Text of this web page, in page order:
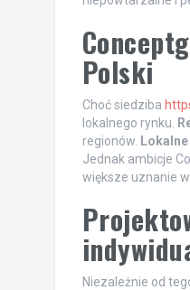
Polski
Choć siedziba
lokalnego rynku.
regionów.
Jednak ambicje
większe uznanie
Niezależnie od